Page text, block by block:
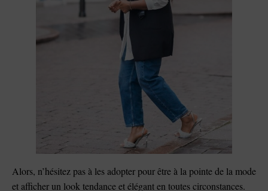
Alors, n’hésitez pas à les adopter pour être à la pointe de la mode
et afficher un look tendance et élégant en toutes circonstances.